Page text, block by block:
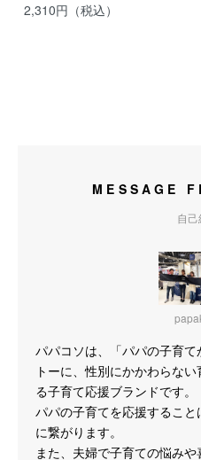
2,310円（税込）
MESSAGE
自己
パパコソは、「パパの子育
トーに、性別にかかわらな
る子育て応援ブランドです。
パパの子育てを応援するこ
に繋がります。
また、夫婦で子育ての悩み